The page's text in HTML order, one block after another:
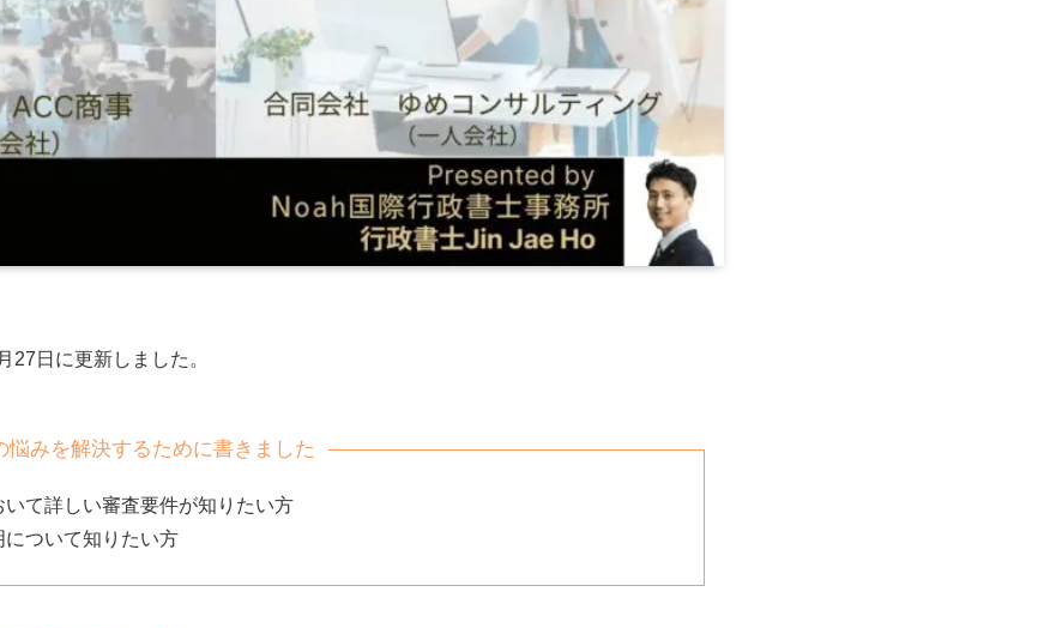
27日に更新しました。
悩みを解決するために書きました
いて詳しい審査要件が知りたい方
について知りたい方